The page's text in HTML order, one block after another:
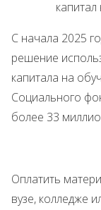
С начала 2025
решение
капитала на
Социального
более 33
Оплатить
вузе, колледже